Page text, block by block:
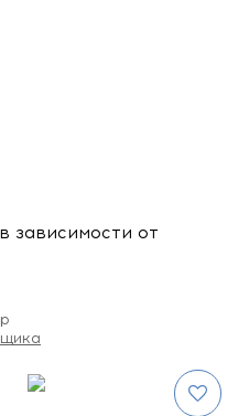
зависимости от